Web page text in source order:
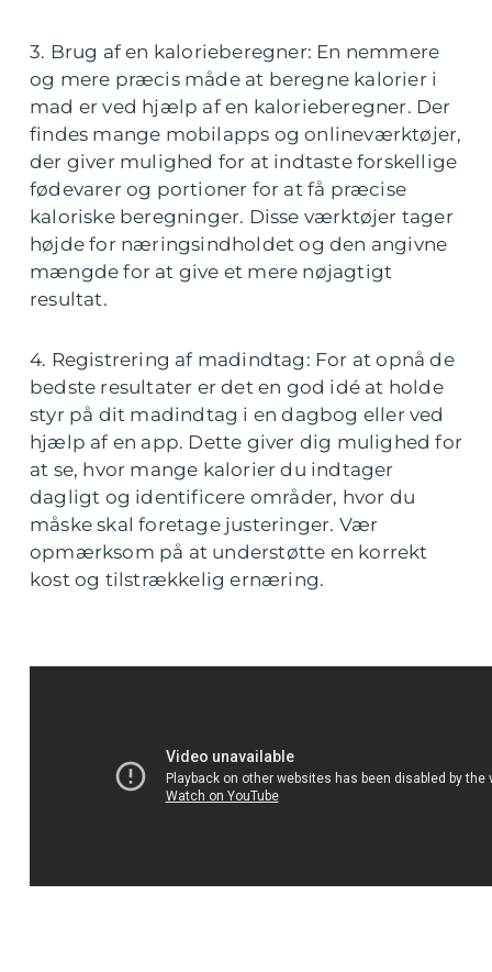
3. Brug af en kalorieberegner: En nemmere
og mere præcis måde at beregne kalorier i
mad er ved hjælp af en kalorieberegner. Der
findes mange mobilapps og onlineværktøjer,
der giver mulighed for at indtaste forskellige
fødevarer og portioner for at få præcise
kaloriske beregninger. Disse værktøjer tager
højde for næringsindholdet og den angivne
mængde for at give et mere nøjagtigt
resultat.
4. Registrering af madindtag: For at opnå de
bedste resultater er det en god idé at holde
styr på dit madindtag i en dagbog eller ved
hjælp af en app. Dette giver dig mulighed for
at se, hvor mange kalorier du indtager
dagligt og identificere områder, hvor du
måske skal foretage justeringer. Vær
opmærksom på at understøtte en korrekt
kost og tilstrækkelig ernæring.